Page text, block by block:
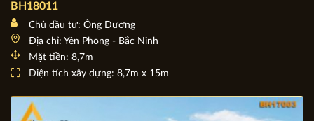
BH18011
Chủ đầu tư: Ông Dương
Địa chỉ: Yên Phong - Bắc Ninh
Mặt tiền: 8,7m
Diện tích xây dựng: 8,7m x 15m